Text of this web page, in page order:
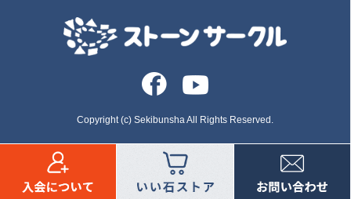
HOME
新着情報
イベント・セミナー情報
いしずえ
お墓・石塔
Copyright (c) Sekibunsha All Rights Reserved.